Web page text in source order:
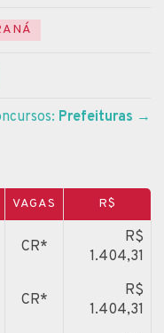
Prefeituras →
VAGAS R$
CR*
R$
1.404,31
CR*
R$
1.404,31